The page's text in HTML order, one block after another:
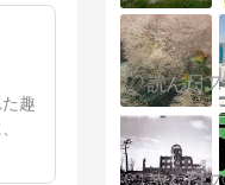
趣